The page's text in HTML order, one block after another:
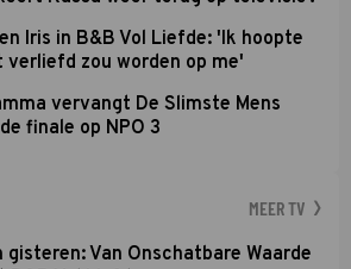
Iris in B&B Vol Liefde: 'Ik hoopte
verliefd zou worden op me'
vervangt De Slimste Mens
finale op NPO 3
MEER TV
gisteren: Van Onschatbare Waarde